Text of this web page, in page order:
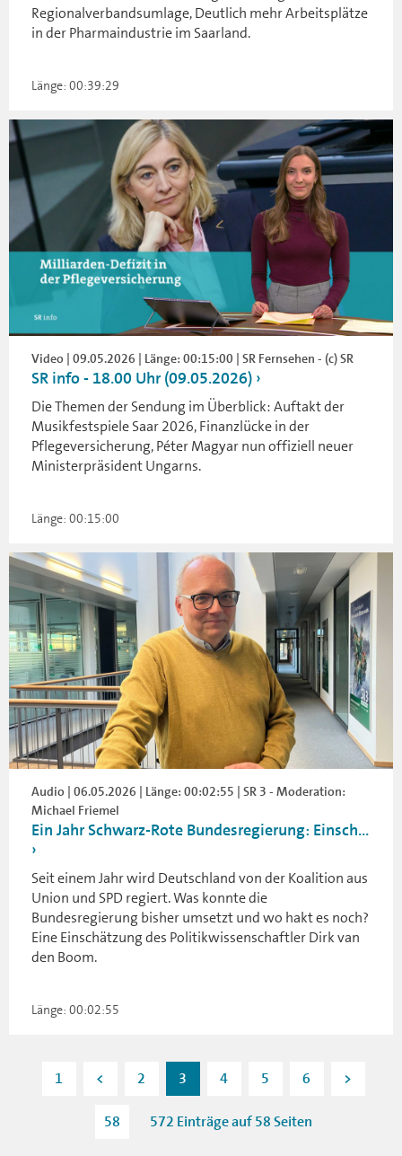
Regionalverbandsumlage, Deutlich mehr Arbeitsplätze
in der Pharmaindustrie im Saarland.
Länge: 00:39:29
Video | 09.05.2026 | Länge: 00:15:00 | SR Fernsehen - (c) SR
SR info - 18.00 Uhr (09.05.2026)
Die Themen der Sendung im Überblick: Auftakt der
Musikfestspiele Saar 2026, Finanzlücke in der
Pflegeversicherung, Péter Magyar nun offiziell neuer
Ministerpräsident Ungarns.
Länge: 00:15:00
Audio | 06.05.2026 | Länge: 00:02:55 | SR 3 - Moderation:
Michael Friemel
Ein Jahr Schwarz-Rote Bundesregierung: Einsch...
Seit einem Jahr wird Deutschland von der Koalition aus
Union und SPD regiert. Was konnte die
Bundesregierung bisher umsetzt und wo hakt es noch?
Eine Einschätzung des Politikwissenschaftler Dirk van
den Boom.
Länge: 00:02:55
1 < 2 3 4 5 6 >
58 572 Einträge auf 58 Seiten